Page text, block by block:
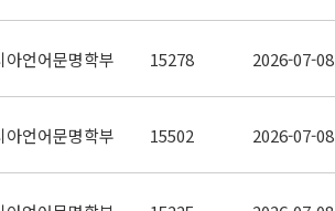
아언어문명학부 15278 2026-07-08
아언어문명학부 15502 2026-07-08